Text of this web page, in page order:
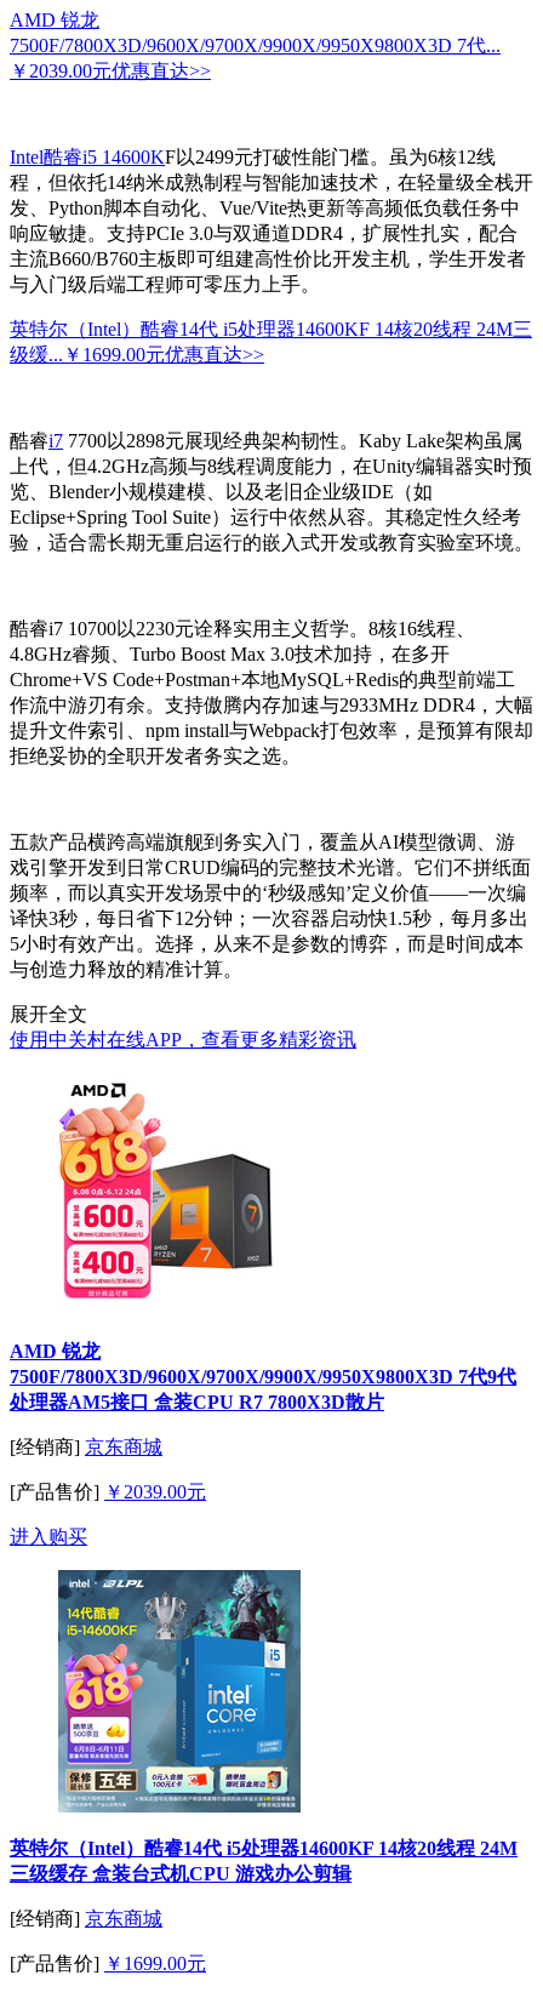
AMD 锐龙
7500F/7800X3D/9600X/9700X/9900X/9950X9800X3D 7代...
￥2039.00元优惠直达>>
Intel酷睿i5 14600KF以2499元打破性能门槛。虽为6核12线
程，但依托14纳米成熟制程与智能加速技术，在轻量级全栈开
发、Python脚本自动化、Vue/Vite热更新等高频低负载任务中
响应敏捷。支持PCIe 3.0与双通道DDR4，扩展性扎实，配合
主流B660/B760主板即可组建高性价比开发主机，学生开发者
与入门级后端工程师可零压力上手。
英特尔（Intel）酷睿14代 i5处理器14600KF 14核20线程 24M三
级缓... ￥1699.00元优惠直达>>
酷睿i7 7700以2898元展现经典架构韧性。Kaby Lake架构虽属
上代，但4.2GHz高频与8线程调度能力，在Unity编辑器实时预
览、Blender小规模建模、以及老旧企业级IDE（如
Eclipse+Spring Tool Suite）运行中依然从容。其稳定性久经考
验，适合需长期无重启运行的嵌入式开发或教育实验室环境。
酷睿i7 10700以2230元诠释实用主义哲学。8核16线程、
4.8GHz睿频、Turbo Boost Max 3.0技术加持，在多开
Chrome+VS Code+Postman+本地MySQL+Redis的典型前端工
作流中游刃有余。支持傲腾内存加速与2933MHz DDR4，大幅
提升文件索引、npm install与Webpack打包效率，是预算有限却
拒绝妥协的全职开发者务实之选。
五款产品横跨高端旗舰到务实入门，覆盖从AI模型微调、游
戏引擎开发到日常CRUD编码的完整技术光谱。它们不拼纸面
频率，而以真实开发场景中的‘秒级感知’定义价值——一次编
译快3秒，每日省下12分钟；一次容器启动快1.5秒，每月多出
5小时有效产出。选择，从来不是参数的博弈，而是时间成本
与创造力释放的精准计算。
展开全文
使用中关村在线APP，查看更多精彩资讯
AMD 锐龙
7500F/7800X3D/9600X/9700X/9900X/9950X9800X3D 7代9代
处理器AM5接口 盒装CPU R7 7800X3D散片
[经销商] 京东商城
[产品售价] ￥2039.00元
进入购买
英特尔（Intel）酷睿14代 i5处理器14600KF 14核20线程 24M
三级缓存 盒装台式机CPU 游戏办公剪辑
[经销商] 京东商城
[产品售价] ￥1699.00元